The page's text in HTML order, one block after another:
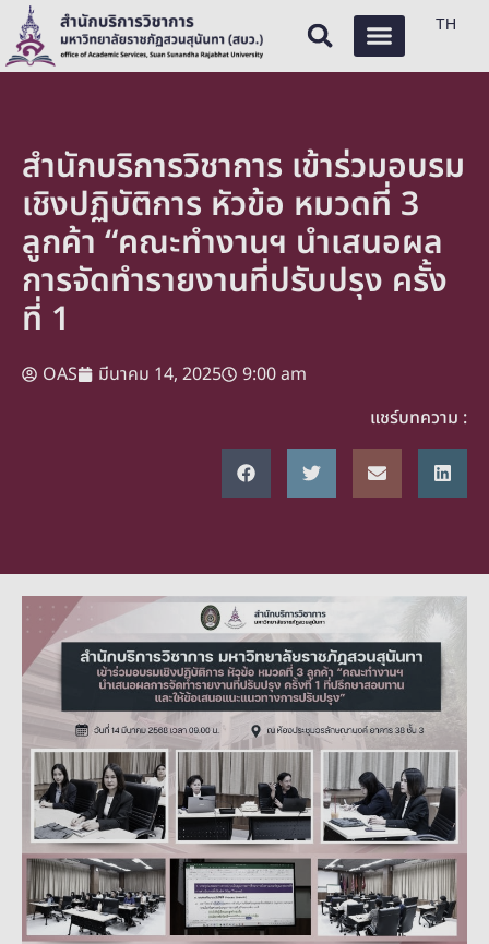
TH
สำนักบริการวิชาการ เข้าร่วมอบรม
เชิงปฏิบัติการ หัวข้อ หมวดที่ 3
ลูกค้า “คณะทำงานฯ นำเสนอผล
การจัดทำรายงานที่ปรับปรุง ครั้ง
ที่ 1
OAS มีนาคม 14, 2025
9:00 am
แชร์บทความ :